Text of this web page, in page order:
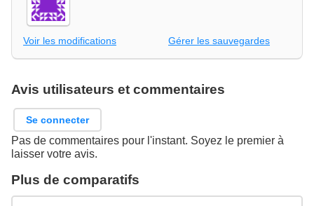
Voir les modifications Gérer les sauvegardes
Avis utilisateurs et commentaires
Se connecter
Pas de commentaires pour l'instant. Soyez le premier à
laisser votre avis.
Plus de comparatifs